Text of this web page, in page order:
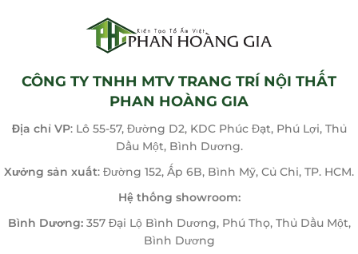
CÔNG TY TNHH MTV TRANG TRÍ NỘI THẤT
PHAN HOÀNG GIA
Địa chỉ VP: Lô 55-57, Đường D2, KDC Phúc Đạt, Phú Lợi, Thủ
Dầu Một, Bình Dương.
Xưởng sản xuất: Đường 152, Ấp 6B, Bình Mỹ, Củ Chi, TP. HCM.
Hệ thống showroom:
Bình Dương:357 Đại Lộ Bình Dương, Phú Thọ, Thủ Dầu Một,
Bình Dương